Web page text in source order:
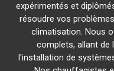
expérimentés et
résoudre vos
climatisation. Nous
complets, allant de
l'installation de